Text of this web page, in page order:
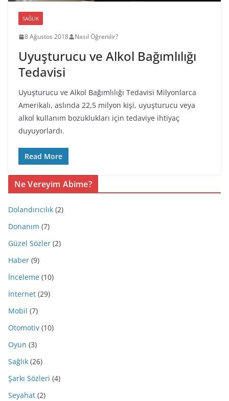
SAĞLIK
8 Ağustos 2018 Nasıl Öğrenilir?
Uyuşturucu ve Alkol Bağımlılığı
Tedavisi
Uyuşturucu ve Alkol Bağımlılığı Tedavisi Milyonlarca
Amerikalı, aslında 22,5 milyon kişi, uyuşturucu veya
alkol kullanım bozuklukları için tedaviye ihtiyaç
duyuyorlardı.
Read More
Ne Vereyim Abime?
Dolandırıcılık (2)
Donanım (7)
Güzel Sözler (2)
Haber (9)
İnceleme (10)
İnternet (29)
Mobil (7)
Otomotiv (10)
Oyun (3)
Sağlık (26)
Şarkı Sözleri (4)
Seyahat (2)